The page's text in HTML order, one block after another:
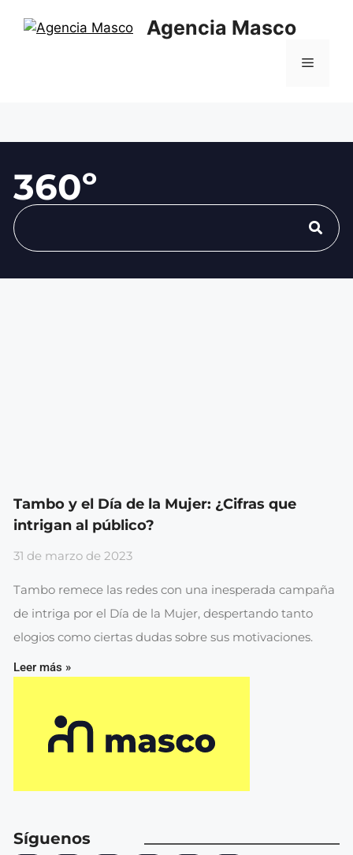
Agencia Masco
360º
Tambo y el Día de la Mujer: ¿Cifras que
intrigan al público?
31 de marzo de 2023
Tambo remece las redes con una inesperada campaña
de intriga por el Día de la Mujer, despertando tanto
elogios como ciertas dudas sobre sus motivaciones.
Leer más »
Síguenos